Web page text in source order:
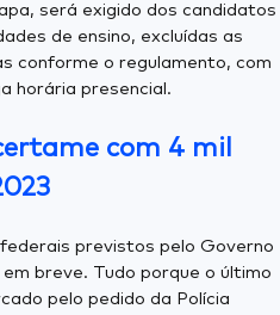
será exigido dos candidatos
de ensino, excluídas as
conforme o regulamento, com
horária presencial.
com 4 mil
previstos pelo Governo
breve. Tudo porque o último
pelo pedido da Polícia